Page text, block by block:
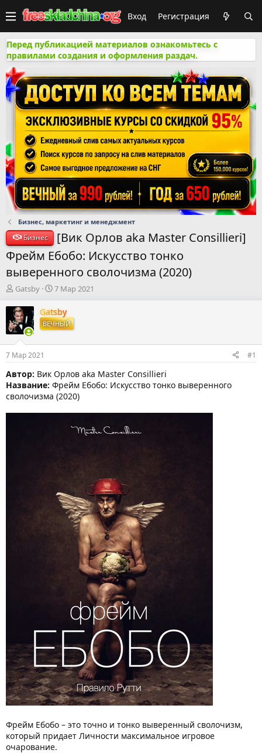
Вход Регистрация
Перед публикацией материалов ознакомьтесь с
правилами создания и оформления раздач.
Бизнес, маркетинг и менеджмент
Бизнес
[Вик Орлов aka Master Consillieri]
Фрейм Ебобо: Искусство тонко
выверенного сволочизма (2020)
А
т
о
р
т
е
м
ы
Gatsby
Д
т
а
н
а
л
а
7 Мар 2021
Gatsby
ВЕЧНЫЙ
7 Мар 2021 #1
Автор: Вик Орлов aka Master Consillieri
Название: Фрейм Ебобо: Искусство тонко выверенного
сволочизма (2020)
Фрейм Ебобо – это точно и тонко выверенный сволочизм,
который придает Личности максимальное игровое
очарование.